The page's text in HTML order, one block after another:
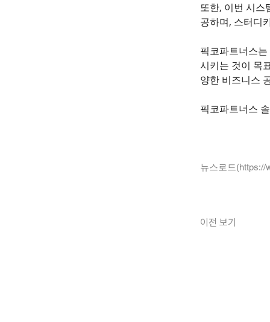
또한, 이번 시스
공하며, 스터디
픽코파트너스
시키는 것이 목
양한 비즈니스
픽코파트너스
뉴스로드(https://
이전 보기